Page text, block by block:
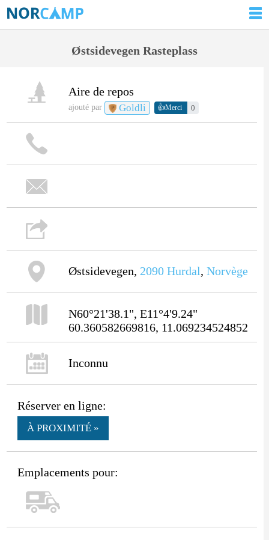
Østsidevegen Rasteplass
Aire de repos
ajouté par Goldli 👍Merci 0
Østsidevegen, 2090 Hurdal, Norvège
N60°21'38.1", E11°4'9.24"
60.360582669816, 11.069234524852
Inconnu
Réserver en ligne:
À PROXIMITÉ »
Emplacements pour: